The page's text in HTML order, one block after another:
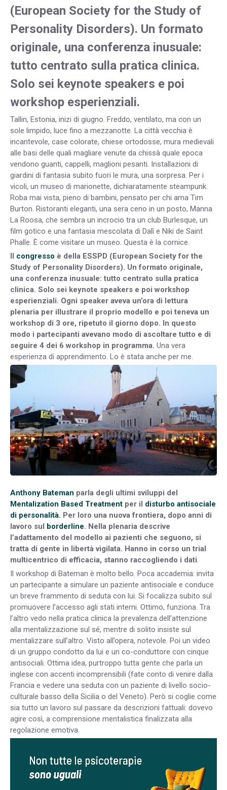
(European Society for the Study of
Personality Disorders). Un formato
originale, una conferenza inusuale:
tutto centrato sulla pratica clinica.
Solo sei keynote speakers e poi
workshop esperienziali.
Tallin, Estonia, inizi di giugno. Freddo, ventilato, ma con un
sole limpido, luce fino a mezzanotte. La città vecchia è
incantevole, case colorate, chiese ortodosse, mura medievali
alle basi delle quali magliare venute da chissà quale epoca
vendono guanti, cappelli, maglioni pesanti. Installazioni di
giardini di fantasia subito fuori le mura, una sorpresa. Per i
vicoli, un museo di marionette, dichiaratamente steampunk.
Roba mai vista, pieno di bambini, pensato per chi ama Tim
Burton. Ristoranti eleganti, una sera ceno in un posto, Manna
La Roosa, che sembra un incrocio tra un club Burlesque, un
film gotico e una fantasia mescolata di Dalì e Niki de Saint
Phalle. È come visitare un museo. Questa è la cornice.
Il congresso è della ESSPD (European Society for the
Study of Personality Disorders). Un formato originale,
una conferenza inusuale: tutto centrato sulla pratica
clinica. Solo sei keynote speakers e poi workshop
esperienziali. Ogni speaker aveva un’ora di lettura
plenaria per illustrare il proprio modello e poi teneva un
workshop di 3 ore, ripetuto il giorno dopo. In questo
modo i partecipanti avevano modo di ascoltare tutto e di
seguire 4 dei 6 workshop in programma. Una vera
esperienza di apprendimento. Lo è stata anche per me.
Anthony Bateman parla degli ultimi sviluppi del
Mentalization Based Treatment per il disturbo antisociale
di personalità. Per loro una nuova frontiera, dopo anni di
lavoro sul borderline. Nella plenaria descrive
l’adattamento del modello ai pazienti che seguono, si
tratta di gente in libertà vigilata. Hanno in corso un trial
multicentrico di efficacia, stanno raccogliendo i dati.
Il workshop di Bateman è molto bello. Poca accademia: invita
un partecipante a simulare un paziente antisociale e conduce
un breve frammento di seduta con lui. Si focalizza subito sul
promuovere l’accesso agli stati interni. Ottimo, funziona. Tra
l’altro vedo nella pratica clinica la prevalenza dell’attenzione
alla mentalizzazione sul sé, mentre di solito insiste sul
mentalizzare sull’altro. Visto all’opera, notevole. Poi un video
di un gruppo condotto da lui e un co-conduttore con cinque
antisociali. Ottima idea, purtroppo tutta gente che parla un
inglese con accenti incomprensibili (fate conto di venire dalla
Francia e vedere una seduta con un paziente di livello socio-
culturale basso della Sicilia o del Veneto). Però si coglie come
sia tutto un lavoro sul passare da descrizioni fattuali: dovevo
agire così, a comprensione mentalistica finalizzata alla
regolazione emotiva.